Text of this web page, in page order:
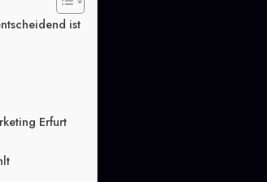
ist
Erfurt